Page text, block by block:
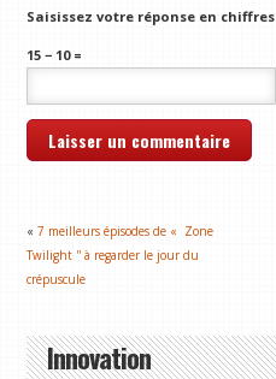
Saisissez votre réponse en chiffres
15 − 10 =
«7 meilleurs épisodes de « Zone
Twilight '' à regarder le jour du
crépuscule
Innovation